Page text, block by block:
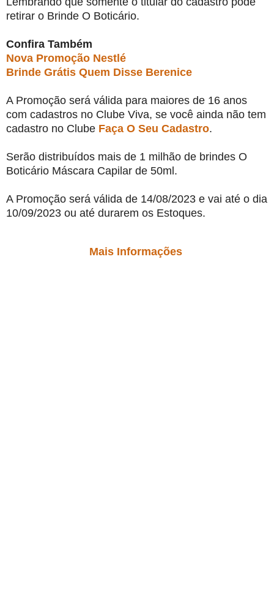
retirar o Brinde O Boticário.
Confira Também
Nova Promoção Nestlé
Brinde Grátis Quem Disse Berenice
A Promoção será válida para maiores de 16 anos
com cadastros no Clube Viva, se você ainda não tem
cadastro no Clube Faça O Seu Cadastro.
Serão distribuídos mais de 1 milhão de brindes O
Boticário Máscara Capilar de 50ml.
A Promoção será válida de 14/08/2023 e vai até o dia
10/09/2023 ou até durarem os Estoques.
Mais Informações